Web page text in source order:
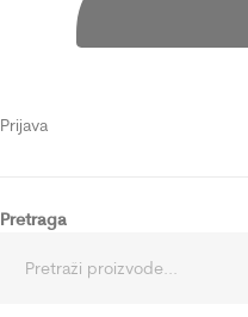
Prijava
Pretraga